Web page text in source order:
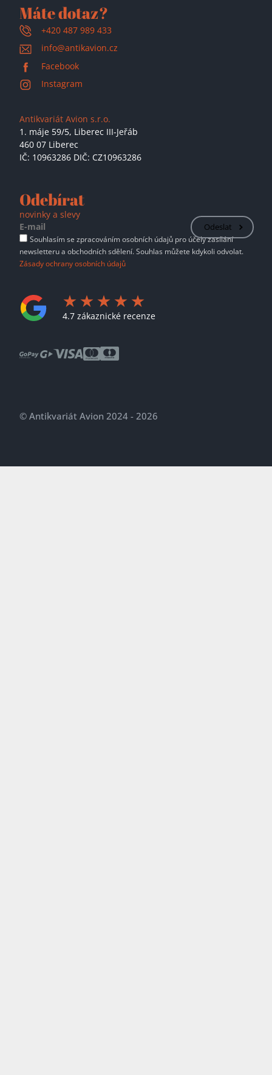
Máte dotaz?
+420 487 989 433
info@antikavion.cz
Facebook
Instagram
Antikvariát Avion s.r.o.
1. máje 59/5, Liberec III-Jeřáb
460 07 Liberec
IČ: 10963286 DIČ: CZ10963286
Odebírat
novinky a slevy
Odeslat
Souhlasím se zpracováním osobních údajů pro účely zasílání
newsletteru a obchodních sdělení. Souhlas můžete kdykoli odvolat.
Zásady ochrany osobních údajů
4.7 zákaznické recenze
© Antikvariát Avion 2024 - 2026